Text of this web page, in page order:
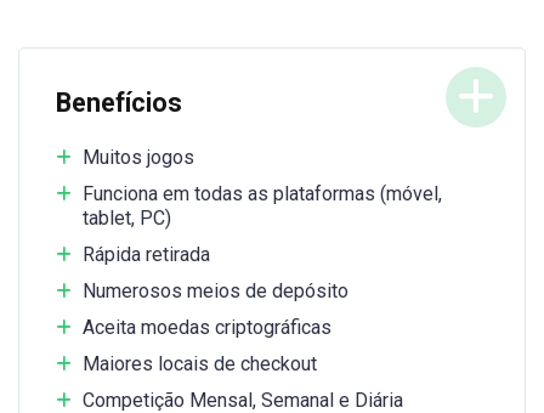
Benefícios
Muitos jogos
Funciona em todas as plataformas (móvel,
tablet, PC)
Rápida retirada
Numerosos meios de depósito
Aceita moedas criptográficas
Maiores locais de checkout
Competição Mensal, Semanal e Diária